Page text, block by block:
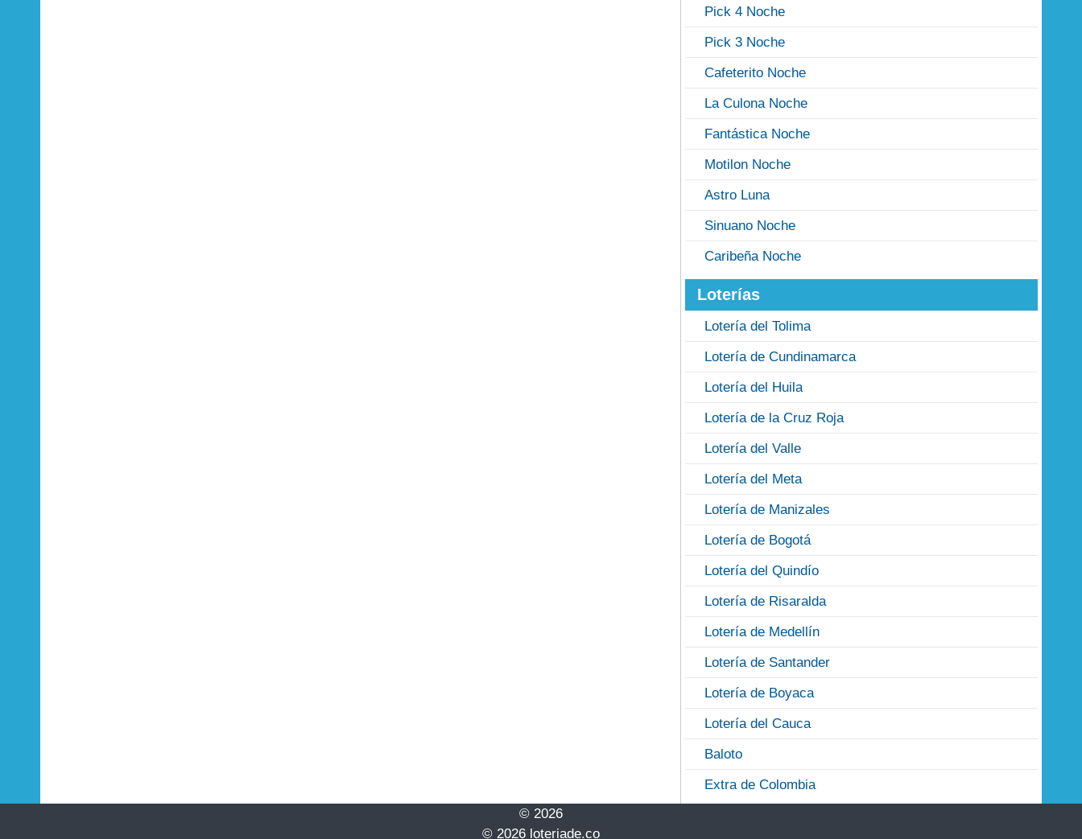
Pick 4 Noche
Pick 3 Noche
Cafeterito Noche
La Culona Noche
Fantástica Noche
Motilon Noche
Astro Luna
Sinuano Noche
Caribeña Noche
Loterías
Lotería del Tolima
Lotería de Cundinamarca
Lotería del Huila
Lotería de la Cruz Roja
Lotería del Valle
Lotería del Meta
Lotería de Manizales
Lotería de Bogotá
Lotería del Quindío
Lotería de Risaralda
Lotería de Medellín
Lotería de Santander
Lotería de Boyaca
Lotería del Cauca
Baloto
Extra de Colombia
© 2026
© 2026 loteriade.co